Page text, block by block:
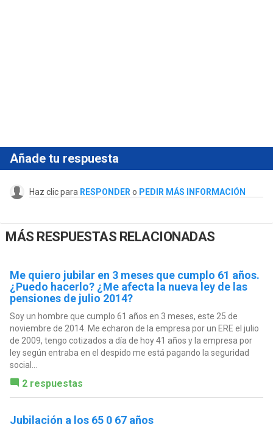
Añade tu respuesta
Haz clic para RESPONDER o PEDIR MÁS INFORMACIÓN
MÁS RESPUESTAS RELACIONADAS
Me quiero jubilar en 3 meses que cumplo 61 años.
¿Puedo hacerlo? ¿Me afecta la nueva ley de las
pensiones de julio 2014?
Soy un hombre que cumplo 61 años en 3 meses, este 25 de
noviembre de 2014. Me echaron de la empresa por un ERE el julio
de 2009, tengo cotizados a día de hoy 41 años y la empresa por
ley según entraba en el despido me está pagando la seguridad
social...
2 respuestas
Jubilación a los 65 0 67 años